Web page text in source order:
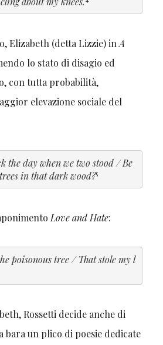
Elizabeth (detta Lizzie) inA
lo stato di disagio ed
con tutta probabilità,
elevazione sociale del
the day when we two stood / Be
in that dark wood?5
Love and Hate:
poisonous tree / That stole my l
Rossetti decide anche di
bara un plico di poesie dedicate